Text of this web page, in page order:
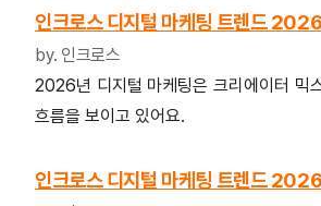
인크로스 디지털 마케팅 트렌드 2026
by. 인크로스
2026년 디지털 마케팅은 크리에이터 믹
흐름을 보이고 있어요.
인크로스 디지털 마케팅 트렌드